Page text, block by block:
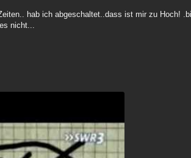
hab ich abgeschaltet..dass ist mir zu Hoch!
nicht...